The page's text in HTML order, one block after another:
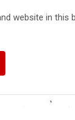
website in this